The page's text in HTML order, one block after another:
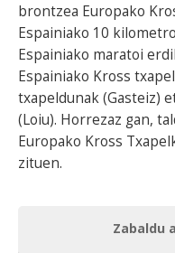
brontzea Europako
Espainiako 10
Espainiako maratoi
Espainiako Kross
txapeldunak (Gasteiz)
(Loiu). Horrezaz gan,
Europako Kross
zituen.
Zabaldu